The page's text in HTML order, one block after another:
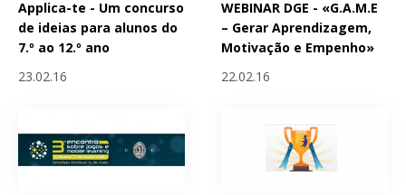
Applica-te - Um concurso
de ideias para alunos do
7.º ao 12.º ano
23.02.16
WEBINAR DGE - «G.A.M.E
– Gerar Aprendizagem,
Motivação e Empenho»
22.02.16